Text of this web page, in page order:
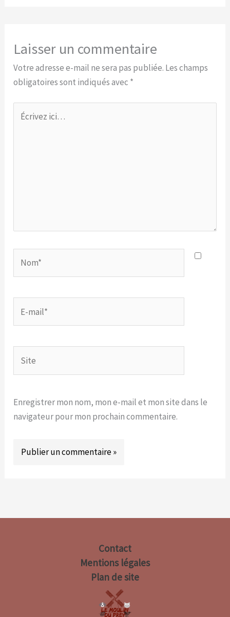
Laisser un commentaire
Votre adresse e-mail ne sera pas publiée. Les champs
obligatoires sont indiqués avec *
Écrivez
ici…
mail*
Enregistrer mon nom, mon e-mail et mon site dans le
navigateur pour mon prochain commentaire.
Contact
Mentions légales
Plan de site